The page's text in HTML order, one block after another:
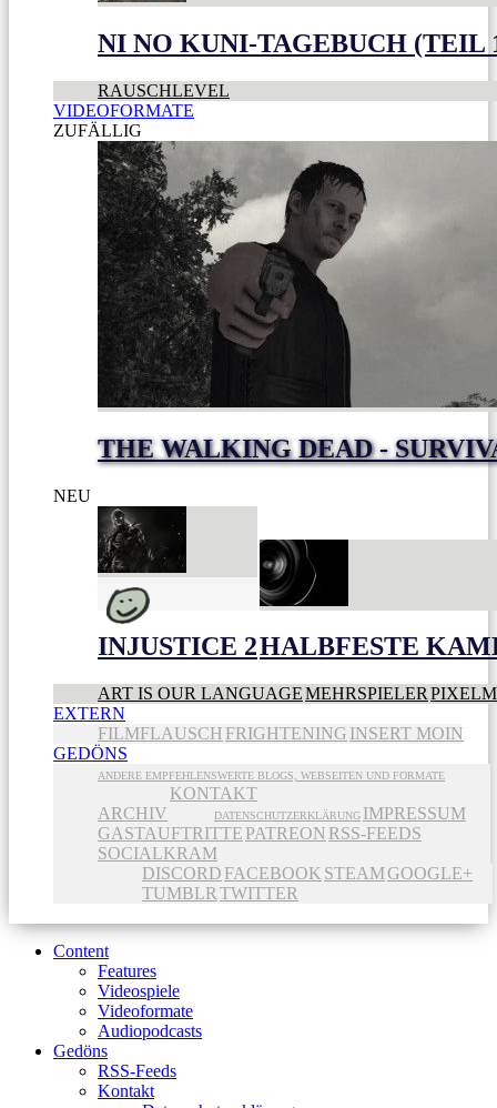
NI NO KUNI-TAGEBUCH (TEIL
RAUSCHLEVEL
VIDEOFORMATE
ZUFÄLLIG
THE WALKING DEAD -
NEU
INJUSTICE 2HALBFESTE
ART IS OUR LANGUAGEMEHRSPIELER
EXTERN
FILMFLAUSCH FRIGHTENING INSERT MOIN
GEDÖNS
ANDERE EMPFEHLENSWERTE BLOGS, WEBSEITEN UND FORMATE
ARCHIV
KONTAKT
DATENSCHUTZERKLÄRUNG IMPRESSUM
GASTAUFTRITTE PATREON RSS-FEEDS
SOCIALKRAM
DISCORD FACEBOOK STEAMGOOGLE+
TUMBLR TWITTER
Content
Features
Videospiele
Videoformate
Audiopodcasts
Gedöns
RSS-Feeds
Kontakt